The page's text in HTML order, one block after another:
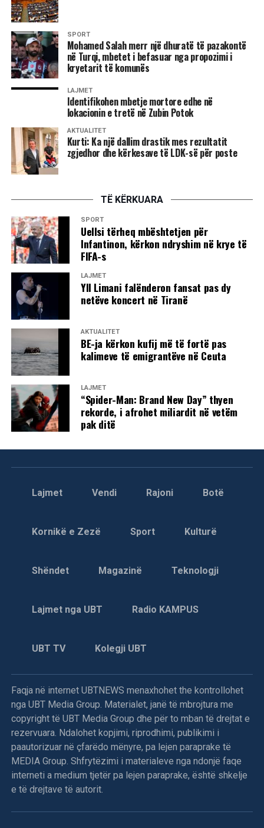
SPORT
Mohamed Salah merr një dhuratë të pazakontë
në Turqi, mbetet i befasuar nga propozimi i
kryetarit të komunës
LAJMET
Identifikohen mbetje mortore edhe në
lokacionin e tretë në Zubin Potok
AKTUALITET
Kurti: Ka një dallim drastik mes rezultatit
zgjedhor dhe kërkesave të LDK-së për poste
TË KËRKUARA
SPORT
Uellsi tërheq mbështetjen për
Infantinon, kërkon ndryshim në krye të
FIFA-s
LAJMET
Yll Limani falënderon fansat pas dy
netëve koncert në Tiranë
AKTUALITET
BE-ja kërkon kufij më të fortë pas
kalimeve të emigrantëve në Ceuta
LAJMET
“Spider-Man: Brand New Day” thyen
rekorde, i afrohet miliardit në vetëm
pak ditë
Lajmet Vendi Rajoni Botë
Kornikë e Zezë Sport Kulturë
Shëndet Magazinë Teknologji
Lajmet nga UBT Radio KAMPUS
UBT TV Kolegji UBT
Faqja në internet UBTNEWS menaxhohet the kontrollohet
nga UBT Media Group. Materialet, janë të mbrojtura me
copyright të UBT Media Group dhe për to mban të drejtat e
rezervuara. Ndalohet kopjimi, riprodhimi, publikimi i
paautorizuar në çfarëdo mënyre, pa lejen paraprake të
MEDIA Group. Shfrytëzimi i materialeve nga ndonjë faqe
interneti a medium tjetër pa lejen paraprake, është shkelje
e të drejtave të autorit.